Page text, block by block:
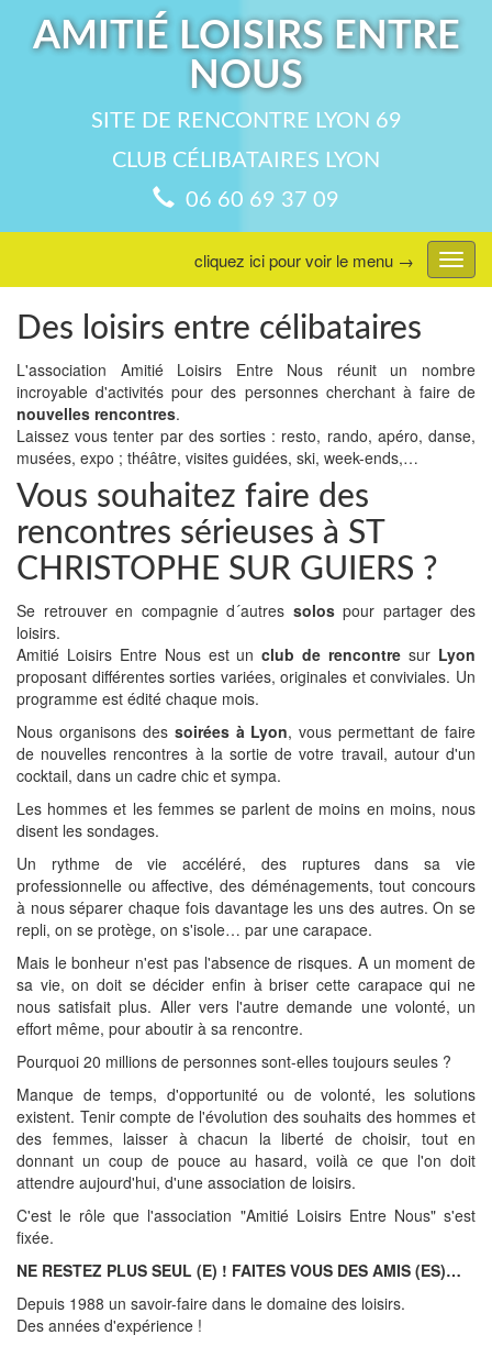
AMITIÉ LOISIRS ENTRE
NOUS
SITE DE RENCONTRE LYON 69
CLUB CÉLIBATAIRES LYON
06 60 69 37 09
menu
cliquez ici pour voir le menu →
Des loisirs entre célibataires
L'association Amitié Loisirs Entre Nous réunit un nombre
incroyable d'activités pour des personnes cherchant à faire de
nouvelles rencontres.
Laissez vous tenter par des sorties : resto, rando, apéro, danse,
musées, expo ; théâtre, visites guidées, ski, week-ends,…
Vous souhaitez faire des
rencontres sérieuses à ST
CHRISTOPHE SUR GUIERS ?
Se retrouver en compagnie d´autres solospour partager des
loisirs.
Amitié Loisirs Entre Nous est unclub de rencontre sur Lyon
proposant différentes sorties variées, originales et conviviales. Un
programme est édité chaque mois.
Nous organisons des soirées à Lyon, vous permettant de faire
de nouvelles rencontres à la sortie de votre travail, autour d'un
cocktail, dans un cadre chic et sympa.
Les hommes et les femmes se parlent de moins en moins, nous
disent les sondages.
Un rythme de vie accéléré, des ruptures dans sa vie
professionnelle ou affective, des déménagements, tout concours
à nous séparer chaque fois davantage les uns des autres. On se
repli, on se protège, on s'isole… par une carapace.
Mais le bonheur n'est pas l'absence de risques. A un moment de
sa vie, on doit se décider enfin à briser cette carapace qui ne
nous satisfait plus. Aller vers l'autre demande une volonté, un
effort même, pour aboutir à sa rencontre.
Pourquoi 20 millions de personnes sont-elles toujours seules ?
Manque de temps, d'opportunité ou de volonté, les solutions
existent. Tenir compte de l'évolution des souhaits des hommes et
des femmes, laisser à chacun la liberté de choisir, tout en
donnant un coup de pouce au hasard, voilà ce que l'on doit
attendre aujourd'hui, d'une association de loisirs.
C'est le rôle que l'association "Amitié Loisirs Entre Nous" s'est
fixée.
NE RESTEZ PLUS SEUL (E) ! FAITES VOUS DES AMIS (ES)…
Depuis 1988 un savoir-faire dans le domaine des loisirs.
Des années d'expérience !